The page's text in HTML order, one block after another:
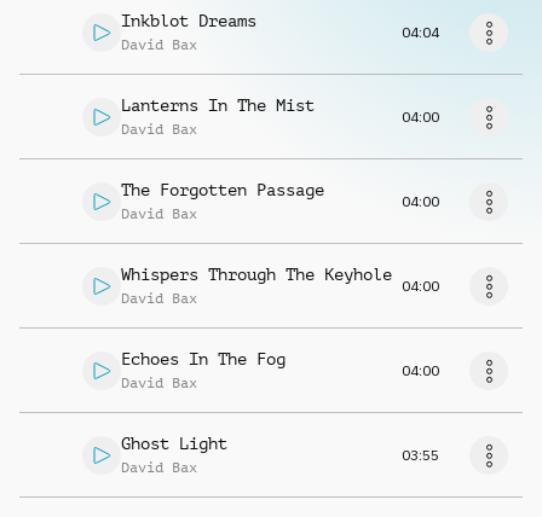
Inkblot Dreams
David Bax
04:04
Lanterns In The Mist
David Bax
04:00
The Forgotten Passage
David Bax
04:00
Whispers Through The Keyhole
David Bax
04:00
Echoes In The Fog
David Bax
04:00
Ghost Light
David Bax
03:55